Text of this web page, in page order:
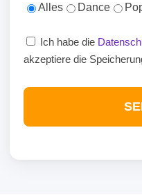
Alles
Dance
Ich habe die
akzeptiere die